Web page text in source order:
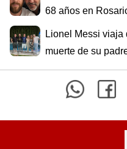
68 años en
Lionel Messi viaja
muerte de su